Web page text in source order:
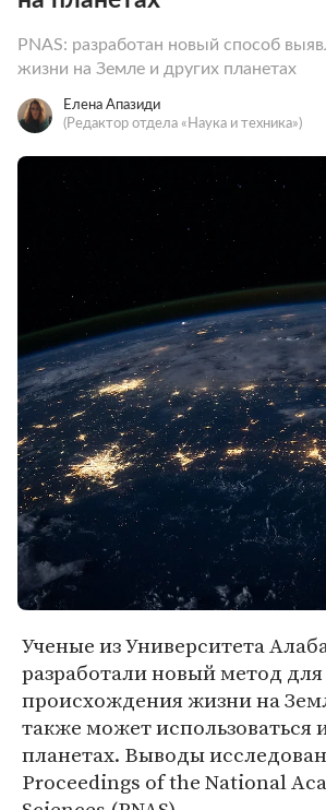
PNAS: разработан новый способ
жизни на Земле и других планетах
Елена Апазиди
(Редактор отдела «Наука и техника»)
Ученые из Университета
разработали новый метод
происхождения жизни на
также может использоваться
планетах. Выводы
Proceedings of the National